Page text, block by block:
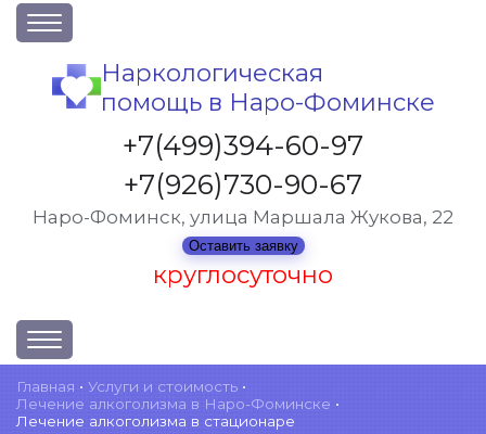
О клинике
Акции
Вакансии
Лицензии
Статьи
Наркологическая
помощь в Наро-Фоминске
+7(499)394-60-97
+7(926)730-90-67
Наро-Фоминск, улица Маршала Жукова, 22
Оставить заявку
круглосуточно
Услуги и стоимость
Отзывы
Главная • Услуги и стоимость •
Лечение алкоголизма в Наро-Фоминске •
Лечение алкоголизма в стационаре